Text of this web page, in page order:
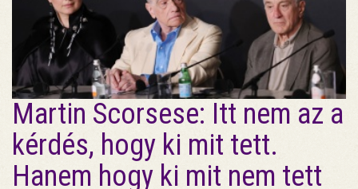
Martin Scorsese: Itt nem az a
kérdés, hogy ki mit tett.
Hanem hogy ki mit nem tett